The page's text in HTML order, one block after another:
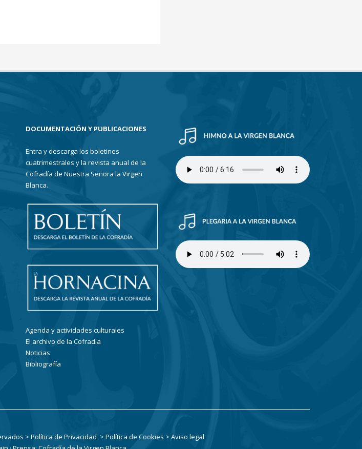
DOCUMENTACIÓN Y PUBLICACIONES
Entra y descarga los boletines
cuatrimestrales y la revista anual de la
Cofradía de Nuestra Señora la Virgen
Blanca.
Agenda y actividades culturales
El archivo de la Cofradía
Noticias
Bibliografía
> Política de Privacidad > Política de Cookies > Aviso legal